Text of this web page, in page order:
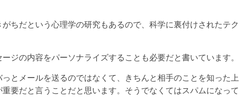
ちだという心理学の研究もあるので、科学に裏付けされたテク
ジの内容をパーソナライズすることも必要だと書いています。
とメールを送るのではなくて、きちんと相手のことを知った上
要だと言うことだと思います。そうでなくてはスパムになって